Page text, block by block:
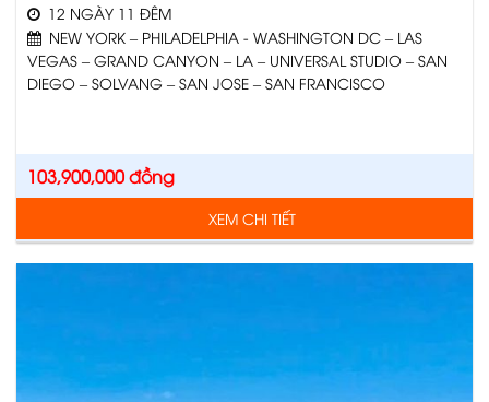
12 NGÀY 11 ĐÊM
NEW YORK – PHILADELPHIA - WASHINGTON DC – LAS
VEGAS – GRAND CANYON – LA – UNIVERSAL STUDIO – SAN
DIEGO – SOLVANG – SAN JOSE – SAN FRANCISCO
103,900,000đồng
XEM CHI TIẾT